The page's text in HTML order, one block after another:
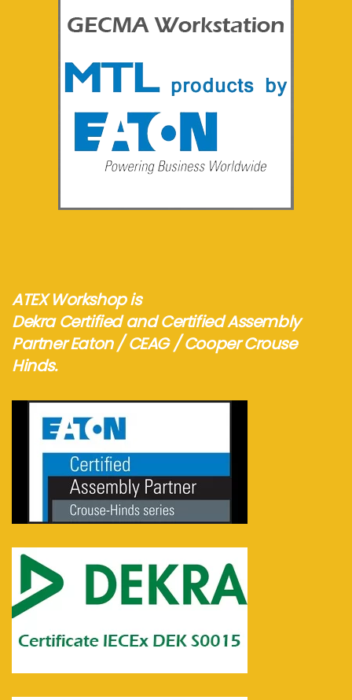
ATEX Workshop is
Dekra Certified and Certified Assembly
Partner Eaton / CEAG / Cooper Crouse
Hinds.